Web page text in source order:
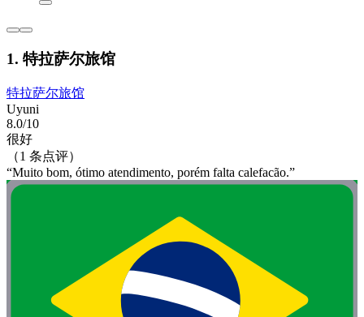
1. 特拉萨尔旅馆
特拉萨尔旅馆
Uyuni
8.0/10
很好
（1 条点评）
“Muito bom, ótimo atendimento, porém falta calefacão.”